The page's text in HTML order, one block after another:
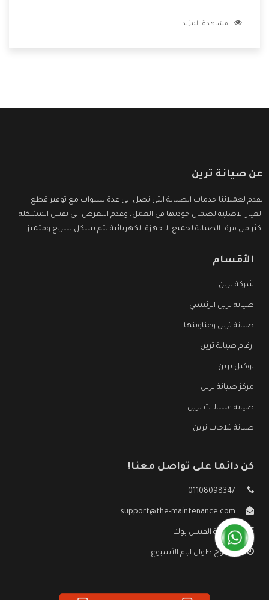
دون اى ازعاج كما أننا نهتم بكل ما يحتاجه المستهلك لكى نحافظ
مشاهدة المزيد
عن صيانة ترين
نقدم لعملائنا خدمات الصيانة التى تصل الى عدة سنوات مع توفير قطع
الغيار الاصلية لضمان جودتها فى العمل، وعدم التعرض الى نفس المشكلة
اكثر من مرة، الصيانة لجميع الاجهزة الكهربائية تتم بشكل سريع ومتميز.
الأقسام
شركة ترين
صيانة ترين الرئيسي
صيانة ترين وعناوينها
ارقام صيانة ترين
توكيل ترين
مركز صيانة ترين
صيانة غسالات ترين
صيانة ثلاجات ترين
كن دائما على تواصل معنا!
01108098347
support@the-maintenance.com
صفحة الفيس بوك
مفتوح طوال ايام الأسبوع